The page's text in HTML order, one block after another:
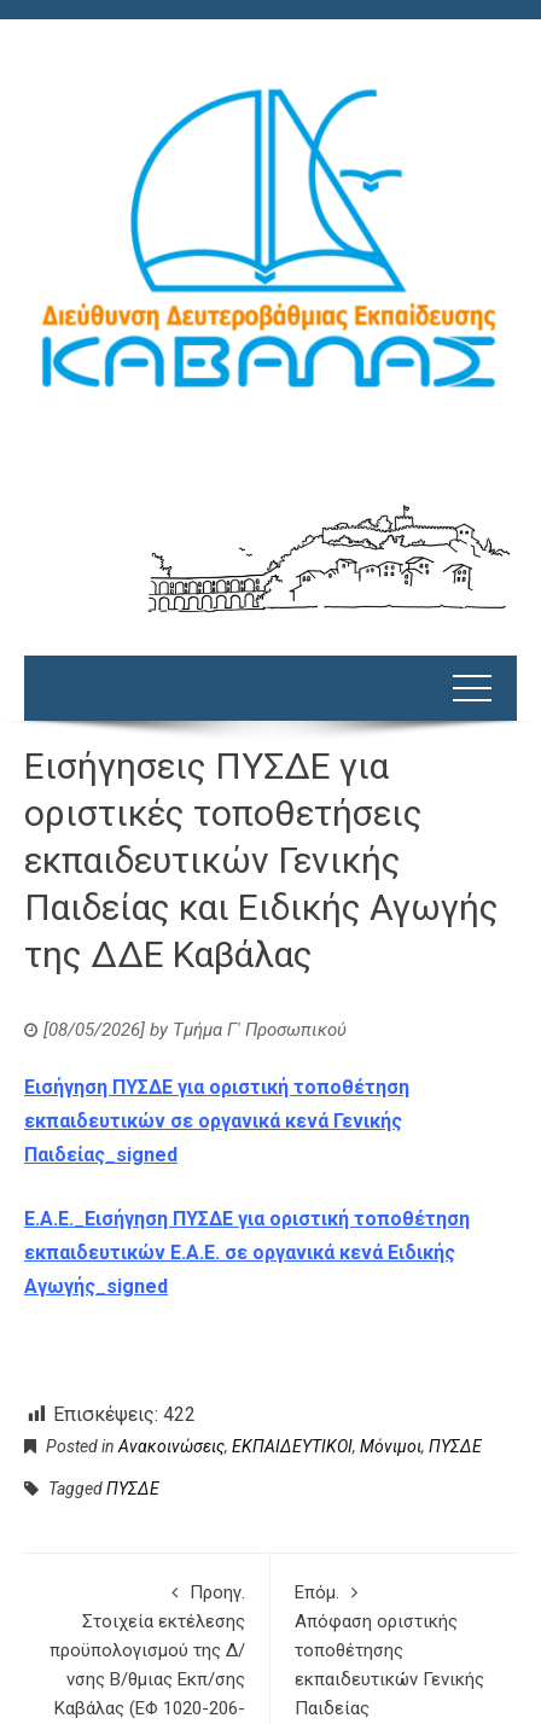
Εισήγησεις ΠΥΣΔΕ για
οριστικές τοποθετήσεις
εκπαιδευτικών Γενικής
Παιδείας και Ειδικής Αγωγής
της ΔΔΕ Καβάλας
[08/05/2026] by Τμήμα Γ' Προσωπικού
Εισήγηση ΠΥΣΔΕ για οριστική τοποθέτηση
εκπαιδευτικών σε οργανικά κενά Γενικής
Παιδείας_signed
Ε.Α.Ε._Εισήγηση ΠΥΣΔΕ για οριστική τοποθέτηση
εκπαιδευτικών Ε.Α.Ε. σε οργανικά κενά Ειδικής
Αγωγής_signed
Επισκέψεις: 422
Posted in Ανακοινώσεις, ΕΚΠΑΙΔΕΥΤΙΚΟΙ, Μόνιμοι, ΠΥΣΔΕ
TaggedΠΥΣΔΕ
Προηγ.
Στοιχεία εκτέλεσης
προϋπολογισμού της Δ/
νσης Β/θμιας Εκπ/σης
Καβάλας (ΕΦ 1020-206-
Επόμ.
Απόφαση οριστικής
τοποθέτησης
εκπαιδευτικών Γενικής
Παιδείας